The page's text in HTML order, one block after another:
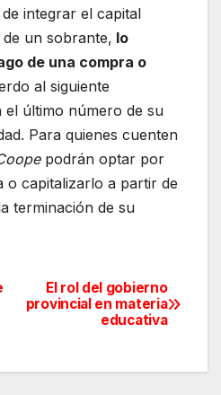
integrar el capital
un sobrante, lo
de una compra o
al siguiente
último número de su
Para quienes cuenten
podrán optar por
o capitalizarlo a partir de
terminación de su
El rol del gobierno
provincial en materia
educativa